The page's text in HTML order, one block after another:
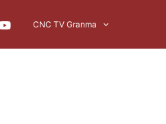
CNC TV Granma